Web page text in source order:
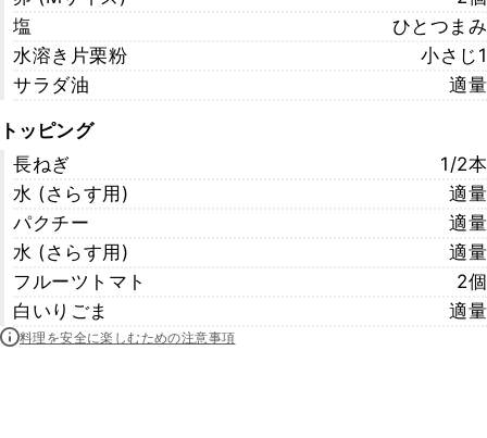
塩
ひとつまみ
水溶き片栗粉
小さじ1
サラダ油
適量
トッピング
長ねぎ
1/2本
水 (さらす用)
適量
パクチー
適量
水 (さらす用)
適量
フルーツトマト
2個
白いりごま
適量
料理を安全に楽しむための注意事項